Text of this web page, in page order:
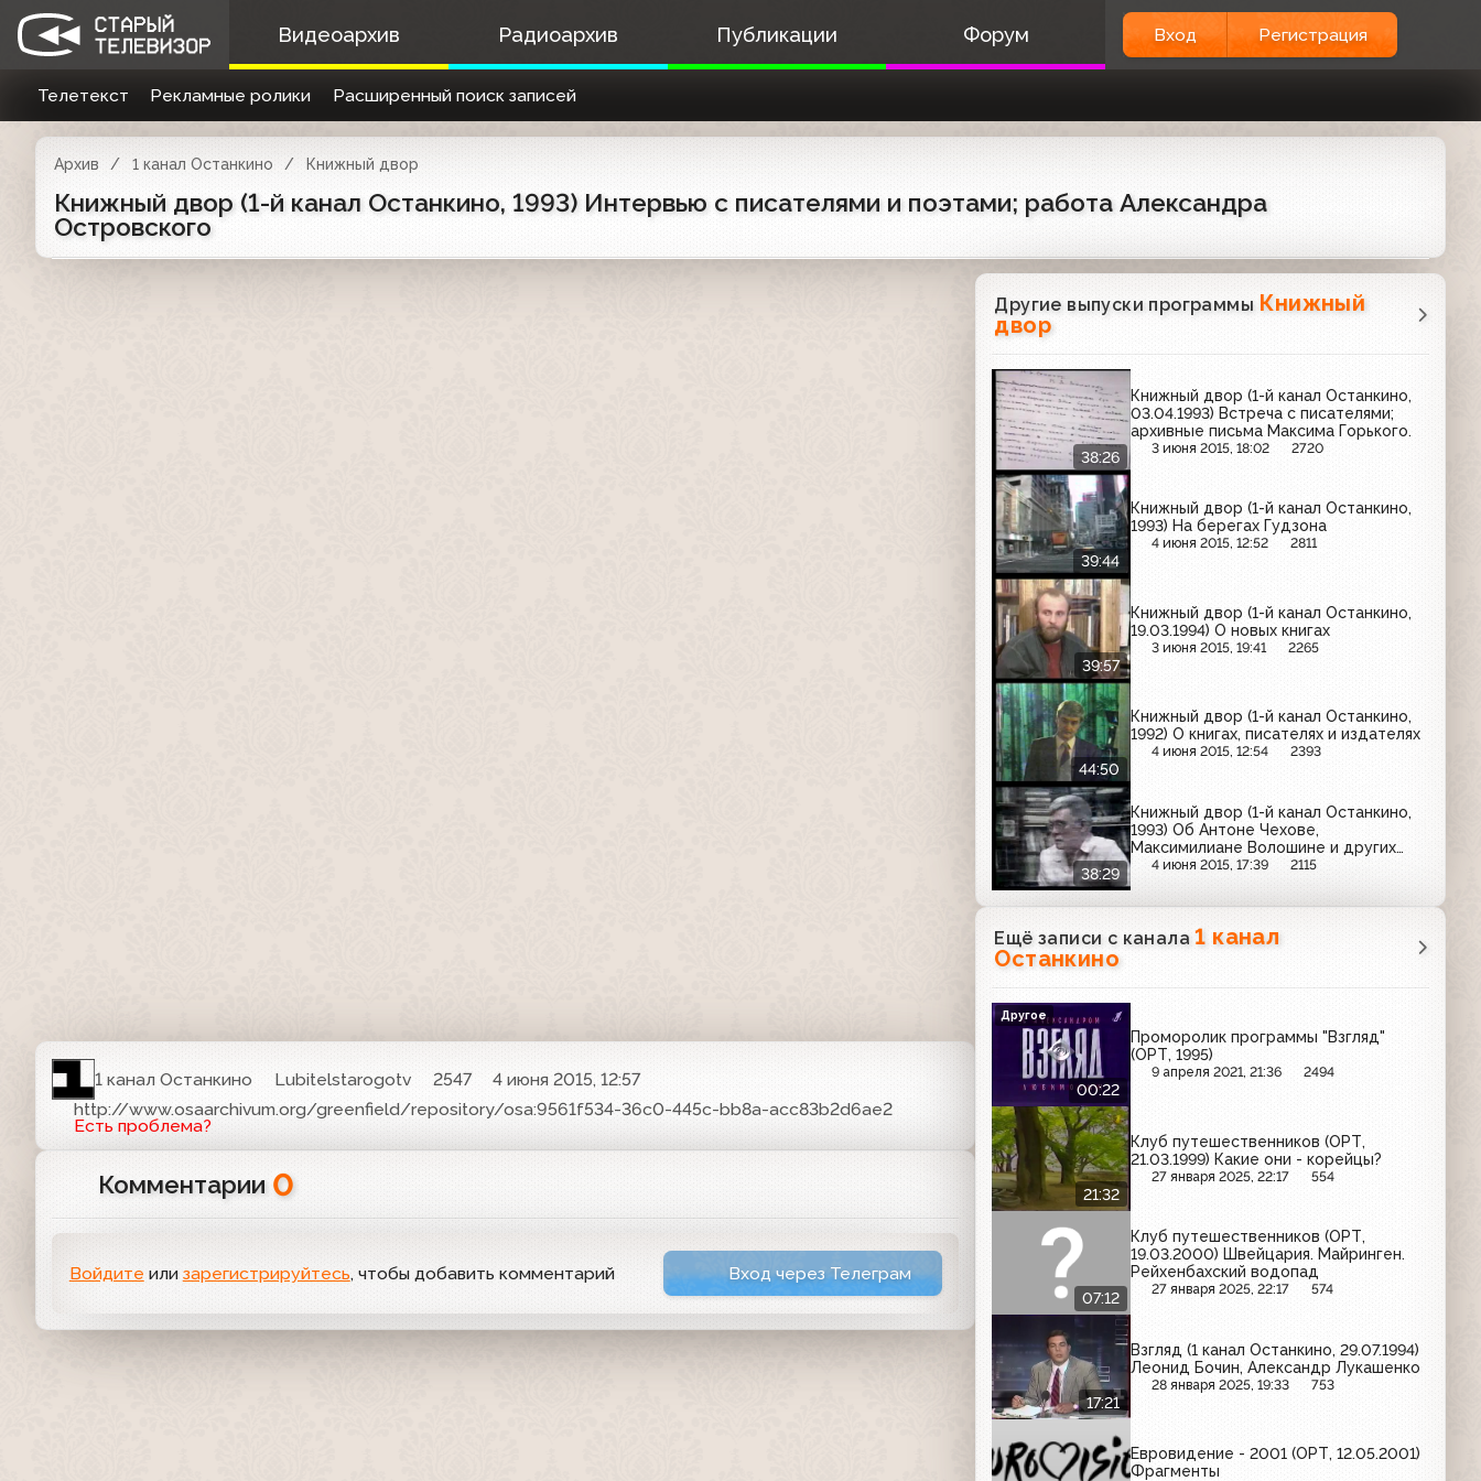
Видеоархив Радиоархив Публикации Форум Вход Регистрация
Телетекст Рекламные ролики Расширенный поиск записей
Архив 1 канал Останкино Книжный двор
Книжный двор (1-й канал Останкино, 1993) Интервью с писателями и поэтами; работа Александра
Островского
1 канал Останкино Lubitelstarogotv 2547
4 июня 2015, 12:57
http://www.osaarchivum.org/greenfield/repository/osa:9561f534-36c0-445c-bb8a-acc83b2d6ae2
Есть проблема?
Комментарии 0
Войдите или зарегистрируйтесь, чтобы добавить комментарий Вход через Телеграм
Другие выпуски программы Книжный
двор
38:26
Книжный двор (1-й канал Останкино,
03.04.1993) Встреча с писателями;
архивные письма Максима Горького.
3 июня 2015, 18:02 2720
39:44
Книжный двор (1-й канал Останкино,
1993) На берегах Гудзона
4 июня 2015, 12:52 2811
39:57
Книжный двор (1-й канал Останкино,
19.03.1994) О новых книгах
3 июня 2015, 19:41 2265
44:50
Книжный двор (1-й канал Останкино,
1992) О книгах, писателях и издателях
4 июня 2015, 12:54 2393
38:29
Книжный двор (1-й канал Останкино,
1993) Об Антоне Чехове,
Максимилиане Волошине и других
писателях, ездивших в Ялту
4 июня 2015, 17:39 2115
Ещё записи с канала1 канал
Останкино
00:22
Проморолик программы "Взгляд"
(ОРТ, 1995)
9 апреля 2021, 21:36 2494
Другое
21:32
Клуб путешественников (ОРТ,
21.03.1999) Какие они - корейцы?
27 января 2025, 22:17 554
07:12
Клуб путешественников (ОРТ,
19.03.2000) Швейцария. Майринген.
Рейхенбахский водопад
27 января 2025, 22:17 574
17:21
Взгляд (1 канал Останкино, 29.07.1994)
Леонид Бочин, Александр Лукашенко
28 января 2025, 19:33 753
Евровидение - 2001 (ОРТ, 12.05.2001)
Фрагменты